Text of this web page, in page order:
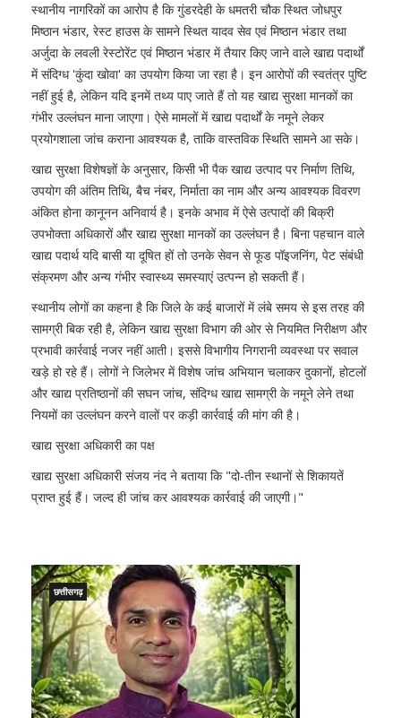
स्थानीय नागरिकों का आरोप है कि गुंडरदेही के धमतरी चौक स्थित जोधपुर
मिष्ठान भंडार, रेस्ट हाउस के सामने स्थित यादव सेव एवं मिष्ठान भंडार तथा
अर्जुदा के लवली रेस्टोरेंट एवं मिष्ठान भंडार में तैयार किए जाने वाले खाद्य पदार्थों
में संदिग्ध 'कुंदा खोवा' का उपयोग किया जा रहा है। इन आरोपों की स्वतंत्र पुष्टि
नहीं हुई है, लेकिन यदि इनमें तथ्य पाए जाते हैं तो यह खाद्य सुरक्षा मानकों का
गंभीर उल्लंघन माना जाएगा। ऐसे मामलों में खाद्य पदार्थों के नमूने लेकर
प्रयोगशाला जांच कराना आवश्यक है, ताकि वास्तविक स्थिति सामने आ सके।
खाद्य सुरक्षा विशेषज्ञों के अनुसार, किसी भी पैक खाद्य उत्पाद पर निर्माण तिथि,
उपयोग की अंतिम तिथि, बैच नंबर, निर्माता का नाम और अन्य आवश्यक विवरण
अंकित होना कानूनन अनिवार्य है। इनके अभाव में ऐसे उत्पादों की बिक्री
उपभोक्ता अधिकारों और खाद्य सुरक्षा मानकों का उल्लंघन है। बिना पहचान वाले
खाद्य पदार्थ यदि बासी या दूषित हों तो उनके सेवन से फूड पॉइजनिंग, पेट संबंधी
संक्रमण और अन्य गंभीर स्वास्थ्य समस्याएं उत्पन्न हो सकती हैं।
स्थानीय लोगों का कहना है कि जिले के कई बाजारों में लंबे समय से इस तरह की
सामग्री बिक रही है, लेकिन खाद्य सुरक्षा विभाग की ओर से नियमित निरीक्षण और
प्रभावी कार्रवाई नजर नहीं आती। इससे विभागीय निगरानी व्यवस्था पर सवाल
खड़े हो रहे हैं। लोगों ने जिलेभर में विशेष जांच अभियान चलाकर दुकानों, होटलों
और खाद्य प्रतिष्ठानों की सघन जांच, संदिग्ध खाद्य सामग्री के नमूने लेने तथा
नियमों का उल्लंघन करने वालों पर कड़ी कार्रवाई की मांग की है।
खाद्य सुरक्षा अधिकारी का पक्ष
खाद्य सुरक्षा अधिकारी संजय नंद ने बताया कि "दो-तीन स्थानों से शिकायतें
प्राप्त हुई हैं। जल्द ही जांच कर आवश्यक कार्रवाई की जाएगी।"
छत्तीसगढ़